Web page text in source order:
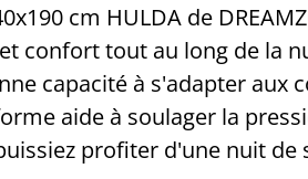
cm HULDA de
confort tout au long de la
capacité à s'adapter aux
aide à soulager la
profiter d'une nuit